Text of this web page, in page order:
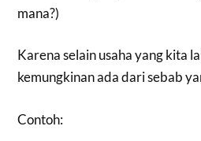
mana?)
Karena selain usaha yang kita
kemungkinan ada dari sebab
Contoh: